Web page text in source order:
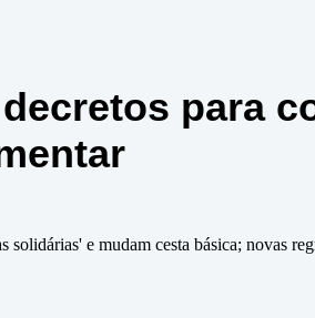
para
solidárias' e mudam cesta básica; novas